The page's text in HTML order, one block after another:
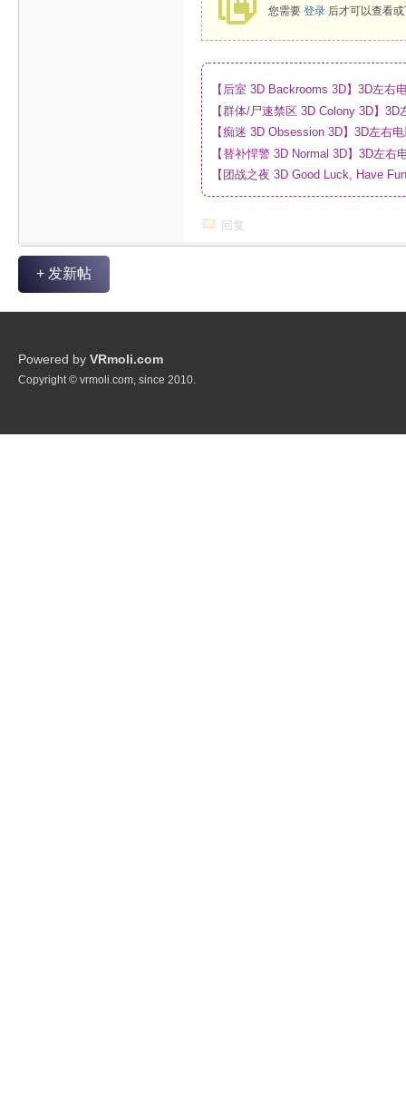
您需要 登录 后才可以查看
【后室 3D Backrooms 3D】3D左右
【群体/尸速禁区 3D Colony 3D】
_网盘
【痴迷 3D Obsession 3D】3D左右
【替补悍警 3D Normal 3D】3D左
【团战之夜 3D Good Luck, Have
回复
+ 发新帖
Powered by VRmoli.com
Copyright © vrmoli.com, since 2010.